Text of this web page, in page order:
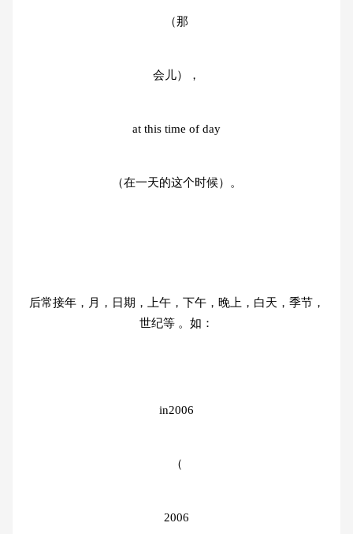
（那
会儿），
at this time of day
（在一天的这个时候）。
后常接年，月，日期，上午，下午，晚上，白天，季节，
世纪等 。如：
in2006
（
2006